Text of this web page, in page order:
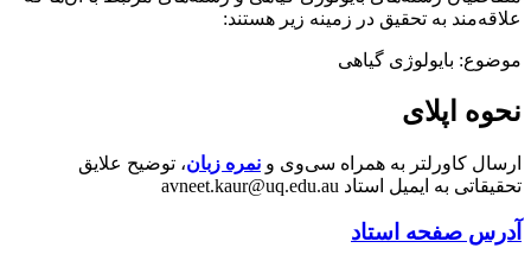
علاقه‌مند به تحقیق در زمینه زیر هستند:
موضوع: بایولوژی گیاهی
نحوه اپلای
ارسال کاورلتر به همراه سی‌وی و نمره زبان، توضیح علایق
تحقیقاتی به ایمیل استاد avneet.kaur@uq.edu.au
آدرس صفحه استاد